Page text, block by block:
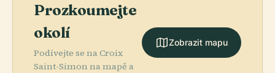
Prozkoumejte
okolí
Podívejte se na Croix
Saint-Simon na mapě a
Zobrazit mapu